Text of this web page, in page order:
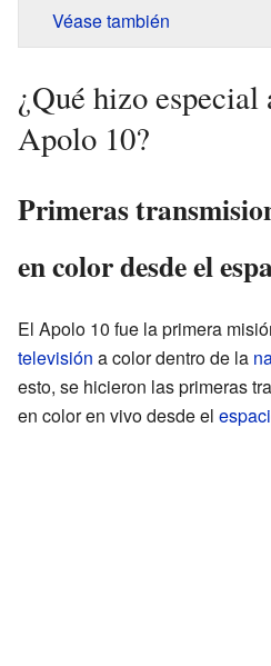
Véase también
¿Qué hizo
Apolo 10?
Primeras
en color desde el
El Apolo 10 fue la primera
televisión a color dentro de la
esto, se hicieron las primeras
en color en vivo desde el